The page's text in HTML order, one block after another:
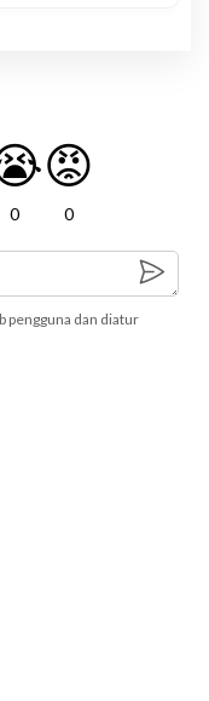
0
😡
0
pengguna dan diatur